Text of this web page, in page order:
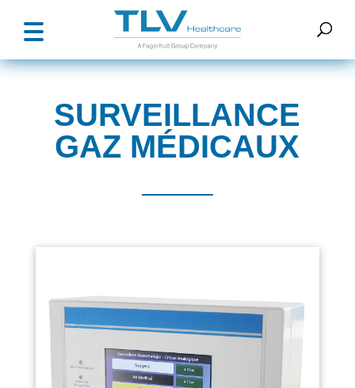
SURVEILLANCE
GAZ MÉDICAUX